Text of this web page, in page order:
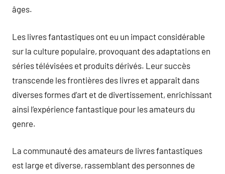
âges.
Les livres fantastiques ont eu un impact considérable
sur la culture populaire, provoquant des adaptations en
séries télévisées et produits dérivés. Leur succès
transcende les frontières des livres et apparaît dans
diverses formes d’art et de divertissement, enrichissant
ainsi l’expérience fantastique pour les amateurs du
genre.
La communauté des amateurs de livres fantastiques
est large et diverse, rassemblant des personnes de